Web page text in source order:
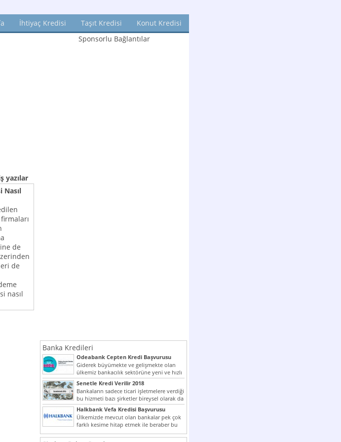
İhtiyaç Kredisi Taşıt Kredisi Konut Kredisi
yazılar
Nasıl
de
de
nasıl
Sponsorlu Bağlantılar
Banka Kredileri
Odeabank Cepten Kredi Başvurusu
KREDIM 8444
Giderek büyümekte ve gelişmekte olan
ülkemiz bankacılık sektörüne yeni ve hızlı
bir giriş yapmış olan...
Senetle Kredi Verilir 2018
Bankaların sadece ticari işletmelere verdiği
bu hizmeti bazı şirketler bireysel olarak da
vermektedir. Senetle kredi...
Halkbank Vefa Kredisi Başvurusu
Ülkemizde mevcut olan bankalar pek çok
farklı kesime hitap etmek ile beraber bu
noktada son...